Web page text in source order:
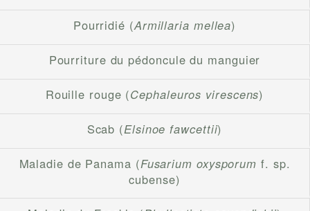
Pourridié (Armillaria mellea)
Pourriture du pédoncule du manguier
Rouille rouge (Cephaleuros virescens)
Scab (Elsinoe fawcettii)
Maladie de Panama (Fusarium oxysporum f. sp.
cubense)